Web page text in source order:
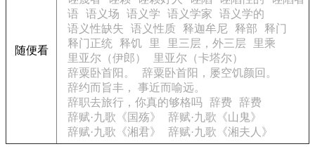
随便看
语
语义场 语义学 语义学家
语义学的
语义性缺失
语义性质 释迦牟尼 释部
释门
释门正统
释饥 里 里三层，外三层
里乘
里亚尔（伊郎）
里亚尔（卡塔尔）
辞粟卧首阳。
辞粟卧首阳，屡空饥颜回。
辞约而旨丰， 事近而喻远。
辞职去旅行，你真的够格吗 辞费
辞费
辞赋·九歌《国殇》
辞赋·九歌《山鬼》
辞赋·九歌《湘君》
辞赋·九歌《湘夫人》